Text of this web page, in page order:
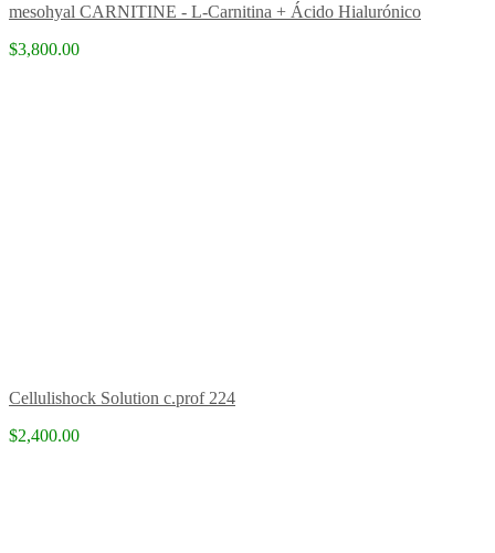
mesohyal CARNITINE - L-Carnitina + Ácido Hialurónico
$3,800.00
Cellulishock Solution c.prof 224
$2,400.00